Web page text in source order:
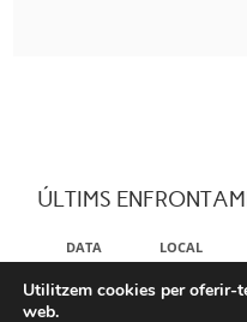
ÚLTIMS
DATA LOCAL
NO
Utilitzem cookies per oferir-
web.